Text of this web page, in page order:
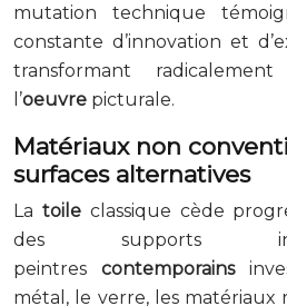
mutation technique
constante d’innovation et
transformant
l’oeuvre picturale.
Matériaux non
surfaces alternatives
La toileclassique cède
des supports
peintres contemporains
métal, le verre, les matériaux